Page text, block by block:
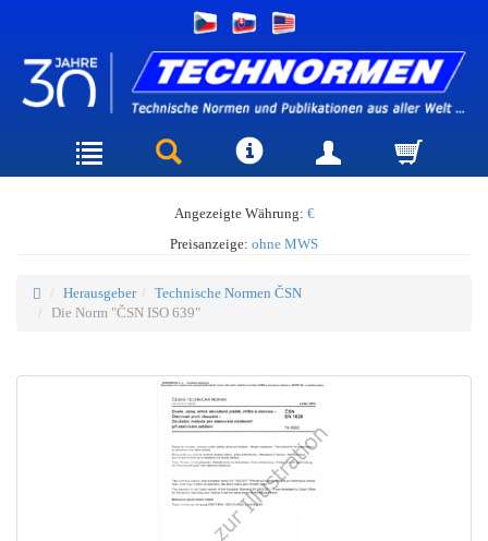
Angezeigte Währung: €
Preisanzeige: ohne MWS
Herausgeber
Technische Normen ČSN
Die Norm "ČSN ISO 639"